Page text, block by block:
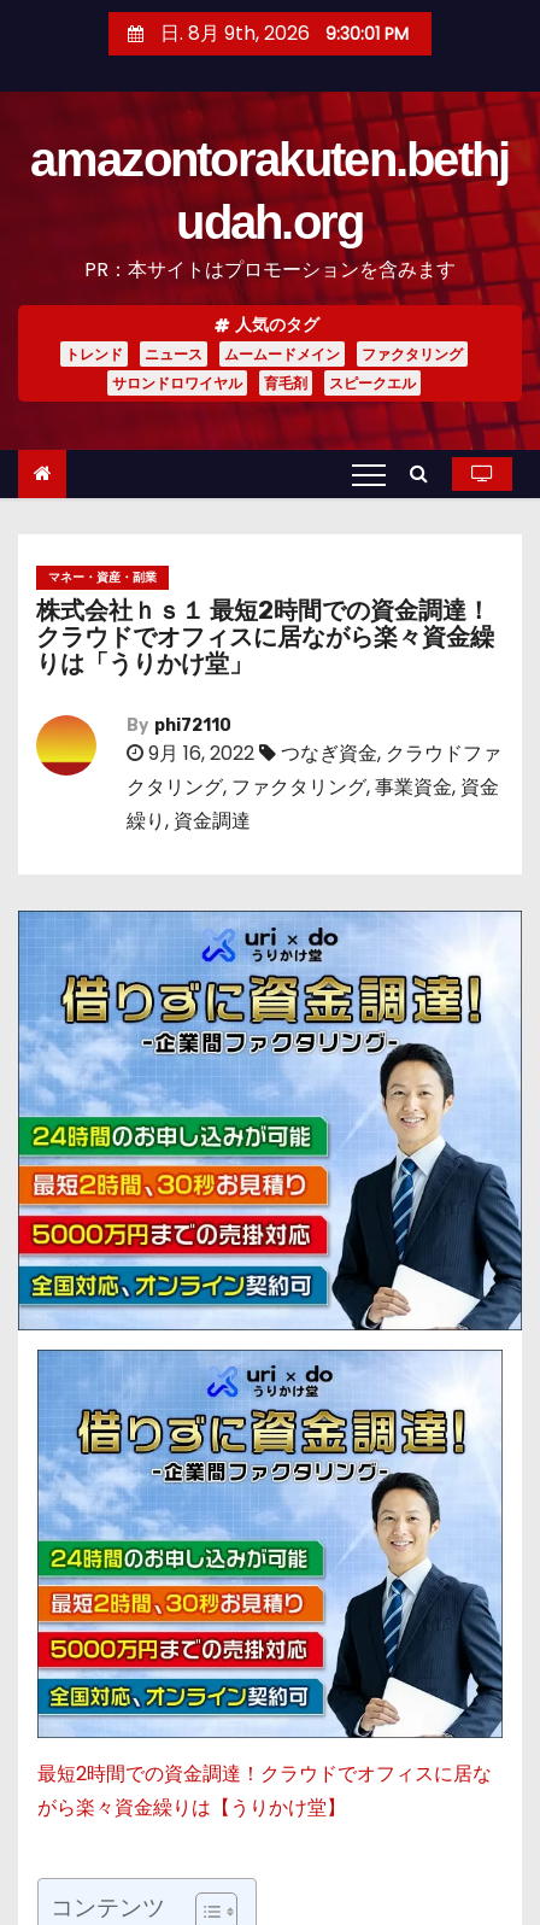
日. 8月 9th, 2026 9:30:03 PM
amazontorakuten.bethj
udah.org
PR：本サイトはプロモーションを含みます
人気のタグ
トレンド ニュース ムームードメイン
ファクタリング
サロンドロワイヤル
育毛剤 スピークエル
マネー・資産・副業
株式会社ｈｓ１ 最短2時間での資金調達！
クラウドでオフィスに居ながら楽々資金繰
りは「うりかけ堂」
By phi72110
9月 16, 2022 つなぎ資金, クラウドファ
クタリング, ファクタリング,事業資金, 資金
繰り, 資金調達
最短2時間での資金調達！クラウドでオフィスに居な
がら楽々資金繰りは【うりかけ堂】
コンテンツ